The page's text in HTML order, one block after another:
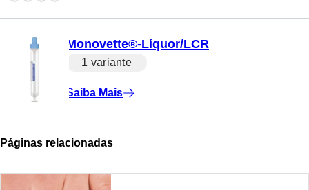
Monovette®-Líquor/LCR
1 variante
Saiba Mais
Páginas relacionadas